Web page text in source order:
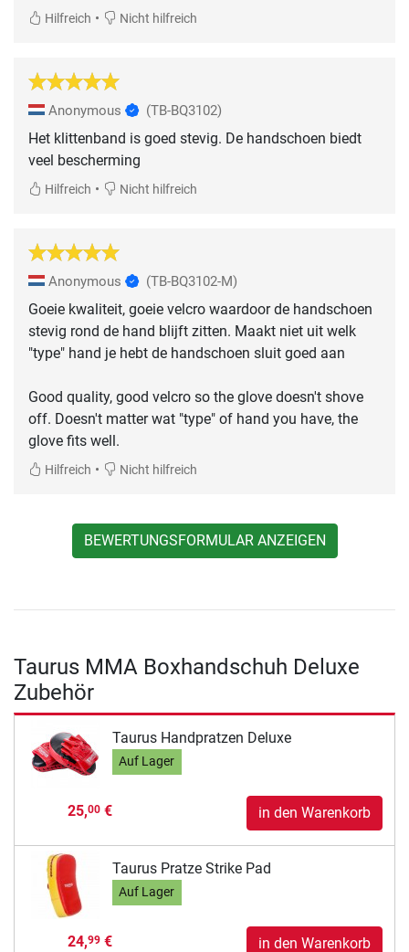
Hilfreich • Nicht hilfreich
Anonymous (TB-BQ3102)
Het klittenband is goed stevig. De handschoen biedt
veel bescherming
Hilfreich • Nicht hilfreich
Anonymous (TB-BQ3102-M)
Goeie kwaliteit, goeie velcro waardoor de handschoen
stevig rond de hand blijft zitten. Maakt niet uit welk
"type" hand je hebt de handschoen sluit goed aan
Good quality, good velcro so the glove doesn't shove
off. Doesn't matter wat "type" of hand you have, the
glove fits well.
Hilfreich • Nicht hilfreich
BEWERTUNGSFORMULAR ANZEIGEN
Taurus MMA Boxhandschuh Deluxe
Zubehör
Taurus Handpratzen Deluxe
Auf Lager
25,00€ in den Warenkorb
Taurus Pratze Strike Pad
Auf Lager
24,99€ in den Warenkorb